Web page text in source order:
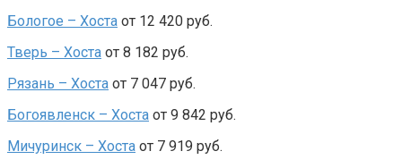
Бологое – Хоста от 12 420 руб.
Тверь – Хоста от 8 182 руб.
Рязань – Хоста от 7 047 руб.
Богоявленск – Хоста от 9 842 руб.
Мичуринск – Хоста от 7 919 руб.